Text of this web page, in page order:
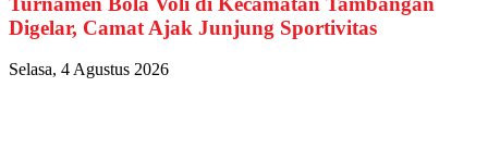
Digelar, Camat Ajak Junjung Sportivitas
Selasa, 4 Agustus 2026